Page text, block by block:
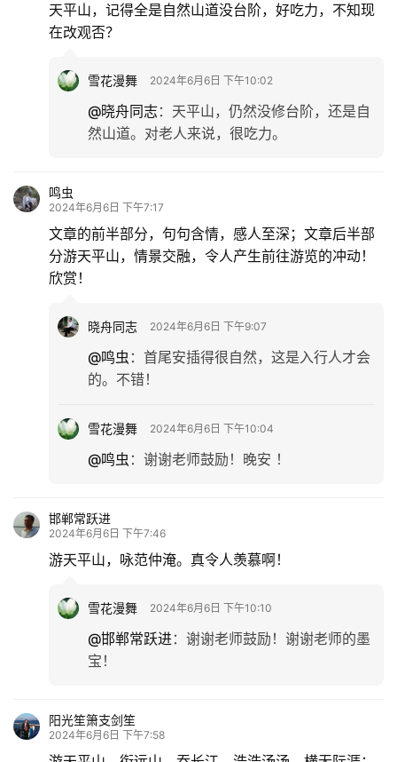
天平山，记得全是自然山道没台阶，好吃力，不知现
在改观否？
雪花漫舞 2024年6月6日 下午10:02
@晓舟同志： 天平山，仍然没修台阶，还是自
然山道。对老人来说，很吃力。
鸣虫
2024年6月6日 下午7:17
文章的前半部分，句句含情，感人至深；文章后半部
分游天平山，情景交融，令人产生前往游览的冲动！
欣赏！
晓舟同志 2024年6月6日 下午9:07
@鸣虫 ： 首尾安插得很自然，这是入行人才会
的。不错！
雪花漫舞 2024年6月6日 下午10:04
@鸣虫 ： 谢谢老师鼓励！晚安 ！
邯郸常跃进
2024年6月6日 下午7:46
游天平山，咏范仲淹。真令人羡慕啊！
雪花漫舞 2024年6月6日 下午10:10
@邯郸常跃进： 谢谢老师鼓励！谢谢老师的墨
宝！
阳光笙箫支剑笙
2024年6月6日 下午7:58